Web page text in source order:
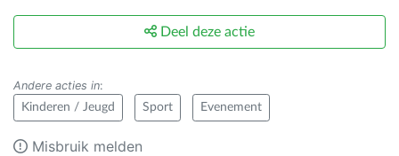
Deel deze actie
Andere acties in:
Kinderen / Jeugd Sport Evenement
Misbruik melden